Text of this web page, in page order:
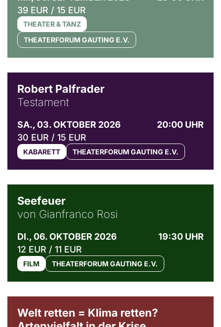
39 EUR / 15 EUR
THEATER & TANZ
THEATERFORUM GAUTING E.V.
Robert Palfrader
Testament
SA., 03. OKTOBER 2026
20:00 UHR
30 EUR / 15 EUR
KABARETT THEATERFORUM GAUTING E.V.
Seefeuer
von Gianfranco Rosi
DI., 06. OKTOBER 2026
19:30 UHR
12 EUR / 11 EUR
FILM THEATERFORUM GAUTING E.V.
Welt retten = Klima retten?